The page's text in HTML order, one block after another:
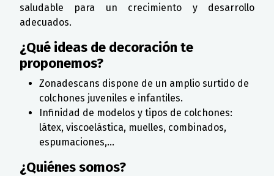
saludable para un crecimiento y desarrollo
adecuados.
¿Qué ideas de decoración te
proponemos?
Zonadescans dispone de un amplio surtido de
colchones juveniles e infantiles.
Infinidad de modelos y tipos de colchones:
látex, viscoelástica, muelles, combinados,
espumaciones,...
¿Quiénes somos?